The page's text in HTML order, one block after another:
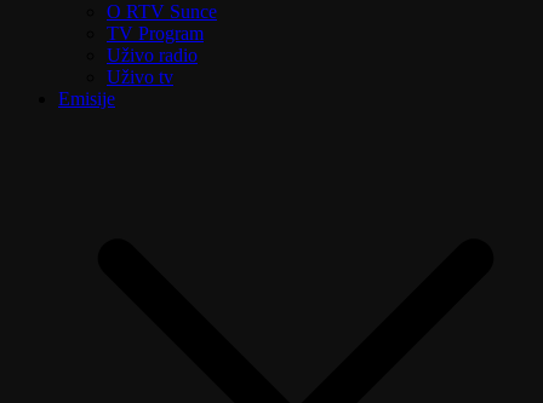
O RTV Sunce
TV Program
Uživo radio
Uživo tv
Emisije